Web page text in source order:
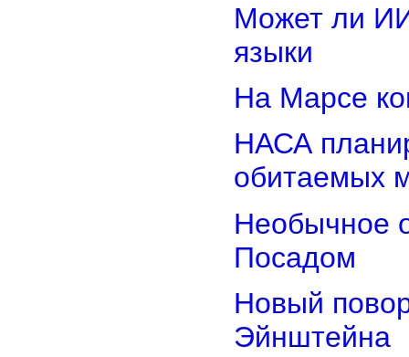
Может ли
языки
На Марсе
НАСА
обитаемых
Необычное
Посадом
Новый
Эйнштейна